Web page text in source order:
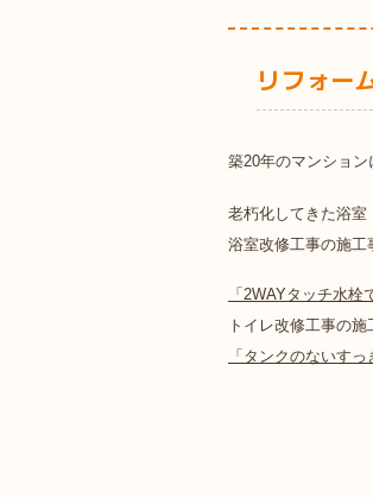
リフォー
築20年のマンション
老朽化してきた浴室
浴室改修工事の施工
「2WAYタッチ水
トイレ改修工事の
「タンクのないす